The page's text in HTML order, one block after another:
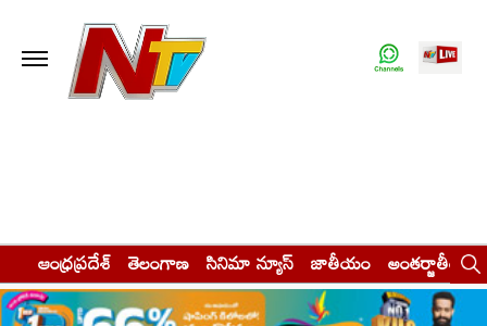
ఆంధ్రప్రదేశ్ తెలంగాణ సినిమా న్యూస్ జాతీయం అంతర్జాతీయం